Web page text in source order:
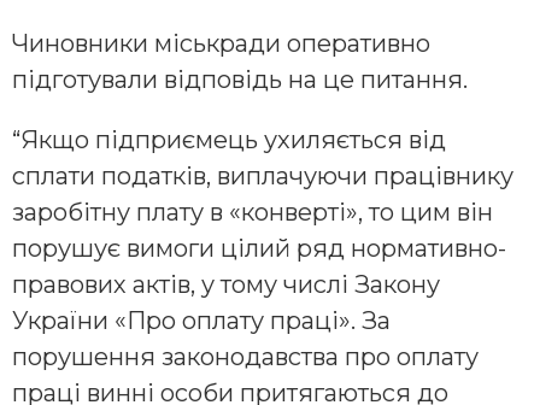
Чиновники міськради оперативно
підготували відповідь на це питання.
“Якщо підприємець ухиляється від
сплати податків, виплачуючи працівнику
заробітну плату в «конверті», то цим він
порушує вимоги цілий ряд нормативно-
правових актів, у тому числі Закону
України «Про оплату праці». За
порушення законодавства про оплату
праці винні особи притягаються до